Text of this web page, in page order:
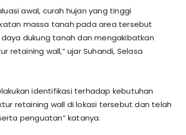
awal, curah hujan yang tinggi
massa tanah pada area tersebut
dukung tanah dan mengakibatkan
retaining wall,” ujar Suhandi, Selasa
identifikasi terhadap kebutuhan
retaining wall di lokasi tersebut dan telah
penguatan” katanya.